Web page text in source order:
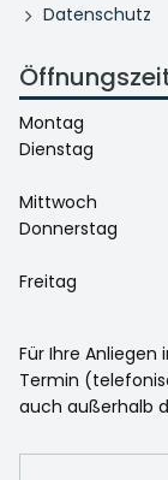
Datenschutz
Montag
Dienstag
Mittwoch
Donnerstag
Freitag
Für Ihre
Termin
auch außerhalb